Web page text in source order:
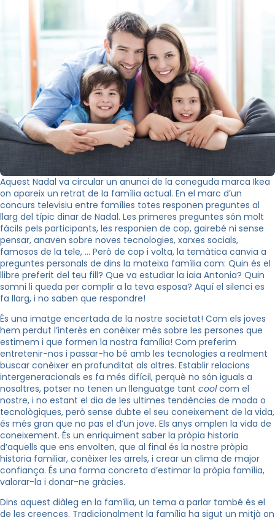
Aquest Nadal va circular un anunci de la coneguda marca Ikea
on apareix un retrat de la família actual. En el marc d’un
concurs televisiu entre famílies totes responen preguntes al
llarg del típic dinar de Nadal. Les primeres preguntes són molt
fàcils pels participants, les responien de cop, gairebé ni sense
pensar, anaven sobre noves tecnologies, xarxes socials,
famosos de la tele, … Però de cop i volta, la temàtica canvia a
preguntes personals de dins la mateixa família com: Quin és el
llibre preferit del teu fill? Que va estudiar la iaia Antonia? Quin
somni li queda per complir a la teva esposa? Aquí el silenci es
fa llarg, i no saben que respondre!
És una imatge encertada de la nostre societat! Com els joves
hem perdut l’interès en conèixer més sobre les persones que
estimem i que formen la nostra família! Com preferim
entretenir-nos i passar-ho bé amb les tecnologies a realment
buscar conèixer en profunditat als altres. Establir relacions
intergeneracionals es fa més difícil, perquè no són iguals a
nosaltres, potser no tenen un llenguatge tant coolcom el
nostre, i no estant el dia de les ultimes tendències de moda o
tecnològiques, però sense dubte el seu coneixement de la vida,
és més gran que no pas el d’un jove. Els anys omplen la vida de
coneixement. És un enriquiment saber la pròpia historia
d’aquells que ens envolten, que al final és la nostre pròpia
historia familiar, conèixer les arrels, i crear un clima de major
confiança. És una forma concreta d’estimar la pròpia família,
valorar-la i donar-ne gràcies.
Dins aquest diàleg en la família, un tema a parlar també és el
de les creences. Tradicionalment la família ha sigut un mitjà on